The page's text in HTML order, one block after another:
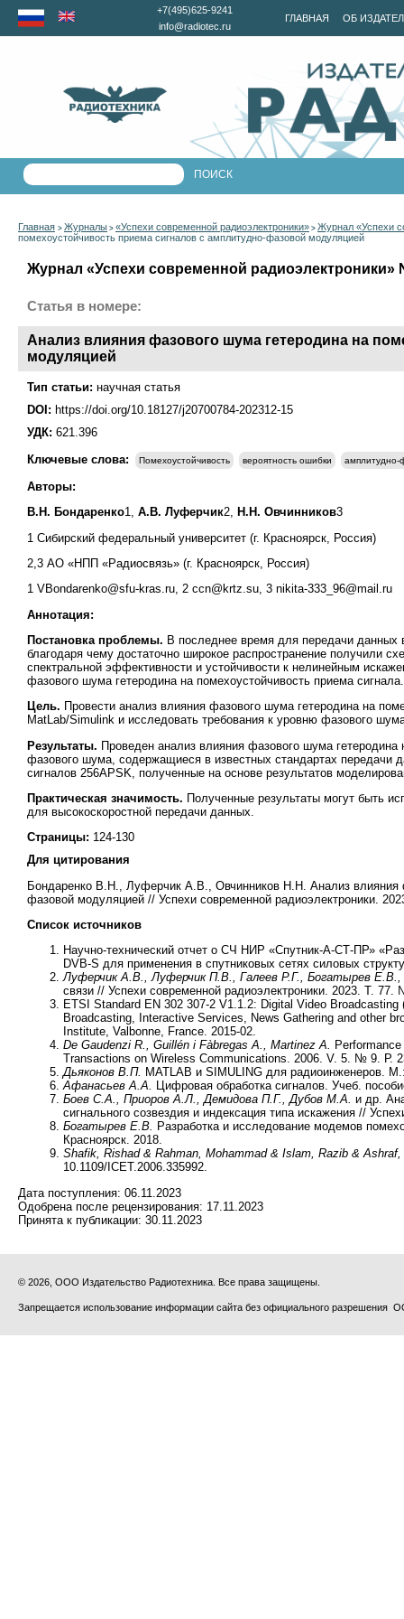
ГЛАВНАЯ ОБ
+7(495)625-9241
info@radiotec.ru
Главная > Журналы > «Успехи современной радиоэлектроники» > Журнал «Успехи
помехоустойчивость приема сигналов с амплитудно-фазовой модуляцией
Журнал «Успехи современной радиоэлектроники»
Статья в номере:
Анализ влияния фазового шума гетеродина на
модуляцией
Тип статьи: научная статья
DOI: https://doi.org/10.18127/j20700784-202312-15
УДК: 621.396
Ключевые слова:
Помехоустойчивость вероятность ошибки амплитудно-
Авторы:
В.Н. Бондаренко1, А.В. Луферчик2, Н.Н. Овчинников3
1 Сибирский федеральный университет (г. Красноярск, Россия)
2,3 АО «НПП «Радиосвязь» (г. Красноярск, Россия)
1 VBondarenko@sfu-kras.ru, 2 ccn@krtz.su, 3 nikita-333_96@mail.ru
Аннотация:
Постановка проблемы. В последнее время для передачи данных
благодаря чему достаточно широкое распространение получили
спектральной эффективности и устойчивости к нелинейным
фазового шума гетеродина на помехоустойчивость приема сигнала.
Цель. Провести анализ влияния фазового шума гетеродина на
MatLab/Simulink и исследовать требования к уровню фазового
Результаты. Проведен анализ влияния фазового шума
фазового шума, содержащиеся в известных стандартах
сигналов 256APSK, полученные на основе результатов
Практическая значимость. Полученные результаты могут быть
для высокоскоростной передачи данных.
Страницы: 124-130
Для цитирования
Бондаренко В.Н., Луферчик А.В., Овчинников Н.Н. Анализ влияния
фазовой модуляцией // Успехи современной радиоэлектроники.
Список источников
Научно-технический отчет о СЧ НИР «Спутник-А-СТ-ПР»
DVB-S для применения в спутниковых сетях силовых
Луферчик А.В., Луферчик П.В., Галеев Р.Г., Богатырев
связи // Успехи современной радиоэлектроники. 2023. T.
ETSI Standard EN 302 307-2 V1.1.2: Digital Video
Broadcasting, Interactive Services, News Gathering and other
Institute, Valbonne, France. 2015-02.
De Gaudenzi R., Guillén i Fàbregas A., Martinez A.
Transactions on Wireless Communications. 2006. V. 5. № 9. Р.
Дьяконов В.П. MATLAB и SIMULING для радиоинженеров.
Афанасьев А.А. Цифровая обработка сигналов. Учеб.
Боев C.A., Приоров А.Л., Демидова П.Г., Дубов М.А. и др.
сигнального созвездия и индексация типа искажения //
Богатырев Е.В. Разработка и исследование модемов
Красноярск. 2018.
Shafik, Rishad& Rahman, Mohammad& Islam, Razib &Ashraf,
10.1109/ICET.2006.335992.
Дата поступления: 06.11.2023
Одобрена после рецензирования: 17.11.2023
Принята к публикации: 30.11.2023
© 2026, ООО Издательство Радиотехника. Все права защищены.
Запрещается использование информации сайта без официального разрешения